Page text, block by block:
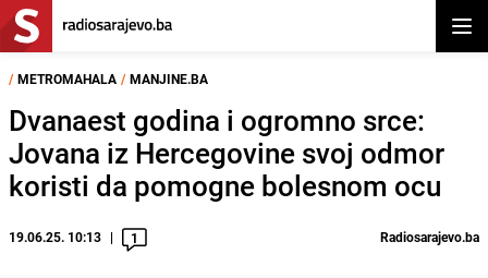
/ METROMAHALA / MANJINE.BA
Dvanaest godina i ogromno srce:
Jovana iz Hercegovine svoj odmor
koristi da pomogne bolesnom ocu
19.06.25. 10:13 1 Radiosarajevo.ba